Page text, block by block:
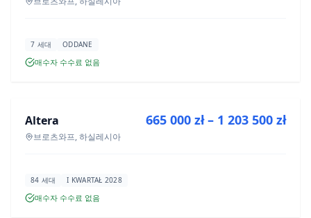
7 세대 ODDANE
매수자 수수료 없음
신규 분양
Altera
브로츠와프, 하실레시아
665 000 zł – 1 203 500 zł
84 세대 I KWARTAŁ 2028
매수자 수수료 없음